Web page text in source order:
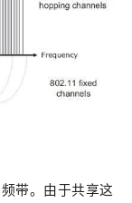
带。由于共享这